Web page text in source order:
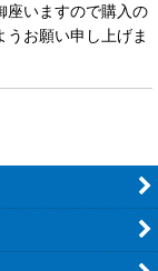
座いますので購入の
お願い申し上げま